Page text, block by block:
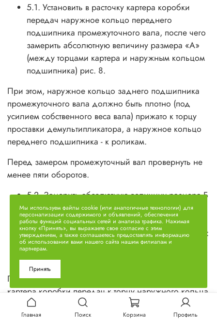
5.1. Установить в расточку картера коробки
передач наружное кольцо переднего
подшипника промежуточного вала, после чего
замерить абсолютную величину размера «А»
(между торцами картера и наружным кольцом
подшипника) рис. 8.
При этом, наружное кольцо заднего подшипника
промежуточного вала должно быть плотно (под
усилием собственного веса вала) прижато к торцу
проставки демультипликатора, а наружное кольцо
переднего подшипника - к роликам.
Перед замером промежуточный вал провернуть не
менее пяти оборотов.
5.2. Замерить абсолютную величину размера Б
(между торцами корпуса масляного насоса).
5.3. Подобрать необходимое количество
регулировочных прокладок исходя из условия:
Sпр=S (0,005...0,05), где Sпр - суммарная
толщина прокладок, а S=А-Б.
Подобранные прокладки установить в расточку
картера коробки передач к торцу наружного кольца
подшипника.
Главная Поиск Корзина Профиль
Мы используем файлы cookie (или аналогичные технологии) для
персонализации содержимого и объявлений, обеспечения
работы функций социальных сетей и анализа трафика. Нажимая
кнопку «Принять», вы выражаете свое согласие с этим
утверждением, а также соглашаетесь предоставлять информацию
об использовании вами нашего сайта нашим филиалам и
партнерам.
Принять